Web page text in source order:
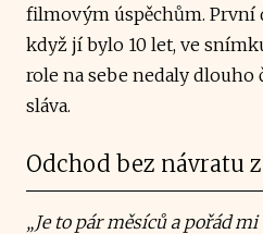
filmovým úspěchům. První
když jí bylo 10 let, ve
role na sebe nedaly dlouho
sláva.
Odchod bez návratu
„Je to pár měsíců a pořád